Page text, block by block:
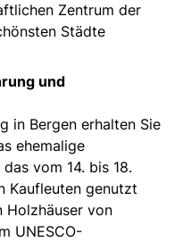
Zentrum der
Städte
und
in Bergen erhalten Sie
ehemalige
vom 14. bis 18.
Kaufleuten genutzt
Holzhäuser von
UNESCO-